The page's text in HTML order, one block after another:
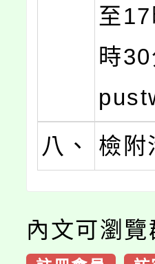
至
時
八、
檢附
內文可瀏覽